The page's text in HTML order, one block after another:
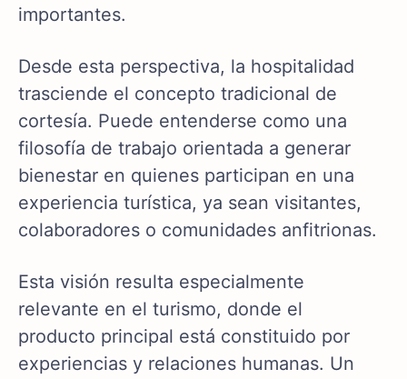
importantes.
Desde esta perspectiva, la hospitalidad
trasciende el concepto tradicional de
cortesía. Puede entenderse como una
filosofía de trabajo orientada a generar
bienestar en quienes participan en una
experiencia turística, ya sean visitantes,
colaboradores o comunidades anfitrionas.
Esta visión resulta especialmente
relevante en el turismo, donde el
producto principal está constituido por
experiencias y relaciones humanas. Un